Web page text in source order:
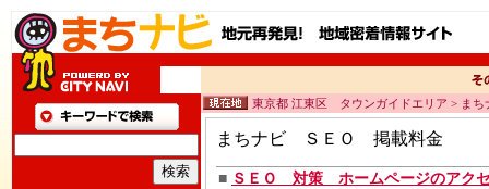
東京都 江東区 タウンガイドエリア > ま
まちナビ ＳＥＯ 掲載料金
■ ＳＥＯ 対策 ホームページのアク